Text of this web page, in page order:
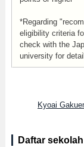
*Regarding
eligibility criteria
check with the
university for
Kyoai
Daftar